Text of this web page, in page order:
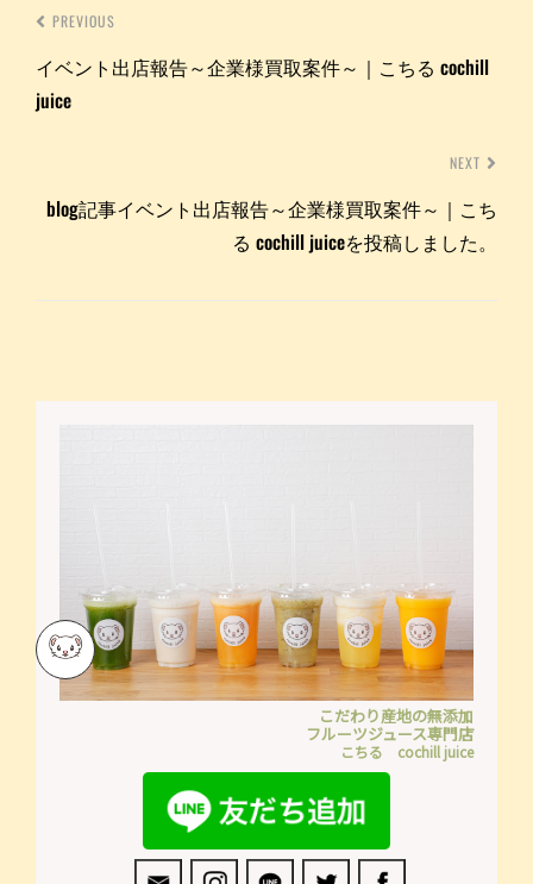
PREVIOUS
イベント出店報告～企業様買取案件～｜こちる cochill
juice
NEXT
blog記事イベント出店報告～企業様買取案件～｜こち
る cochill juiceを投稿しました。
こだわり産地の無添加
フルーツジュース専門店
こちる cochill juice